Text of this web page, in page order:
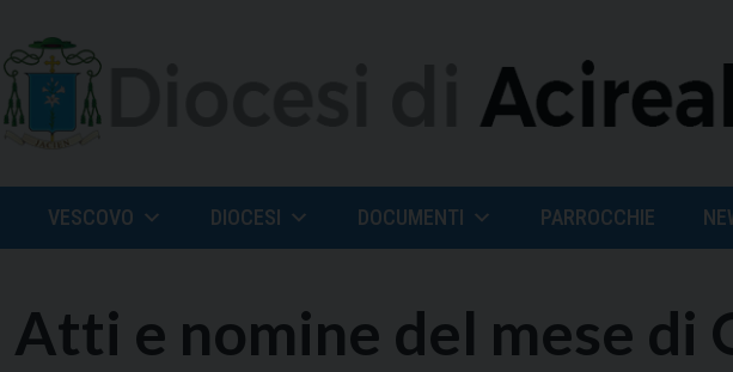
to
content
VESCOVO DIOCESI DOCUMENTI PARROCCHIE
Atti e nomine del mese di